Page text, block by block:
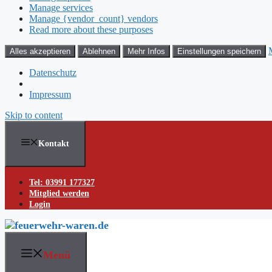
Manage services
Manage {vendor_count} vendors
Read more about these purposes
Alles akzeptieren Ablehnen Mehr Infos Einstellungen speichern
Datenschutz
Impressum
Skip to content
Kontakt
Tel: 03991 177327
Mitglied werden
Login
Menü